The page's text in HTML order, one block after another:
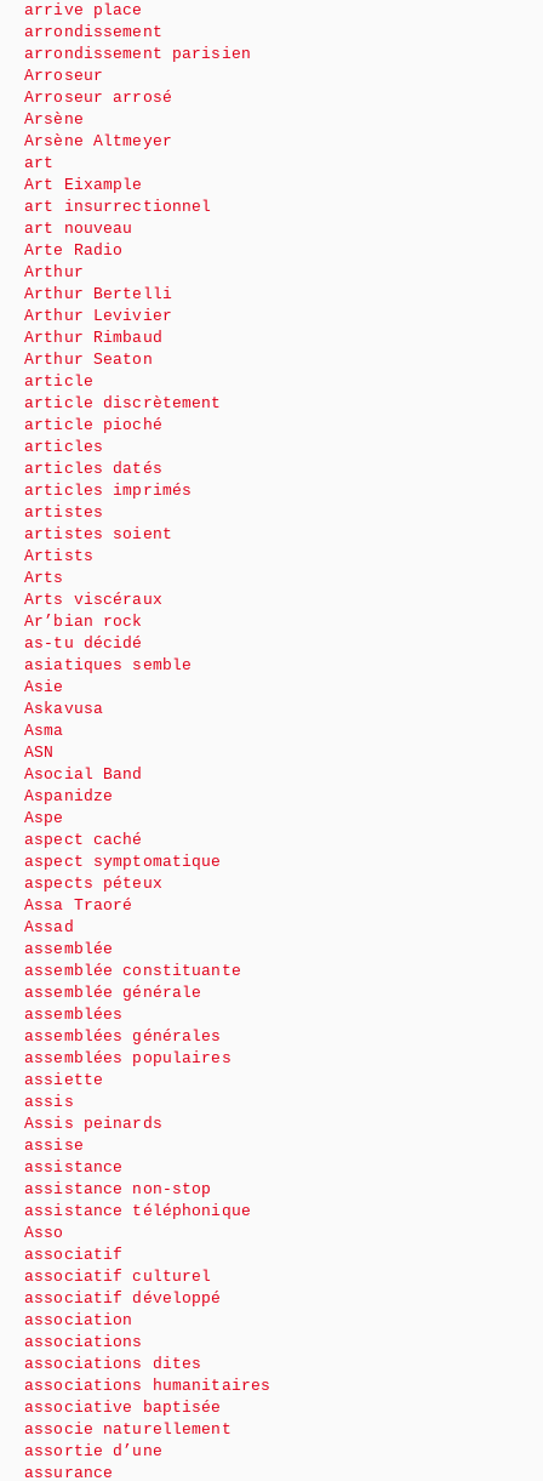
arrive place
arrondissement
arrondissement parisien
Arroseur
Arroseur arrosé
Arsène
Arsène Altmeyer
art
Art Eixample
art insurrectionnel
art nouveau
Arte Radio
Arthur
Arthur Bertelli
Arthur Levivier
Arthur Rimbaud
Arthur Seaton
article
article discrètement
article pioché
articles
articles datés
articles imprimés
artistes
artistes soient
Artists
Arts
Arts viscéraux
Ar’bian rock
as-tu décidé
asiatiques semble
Asie
Askavusa
Asma
ASN
Asocial Band
Aspanidze
Aspe
aspect caché
aspect symptomatique
aspects péteux
Assa Traoré
Assad
assemblée
assemblée constituante
assemblée générale
assemblées
assemblées générales
assemblées populaires
assiette
assis
Assis peinards
assise
assistance
assistance non-stop
assistance téléphonique
Asso
associatif
associatif culturel
associatif développé
association
associations
associations dites
associations humanitaires
associative baptisée
associe naturellement
assortie d’une
assurance